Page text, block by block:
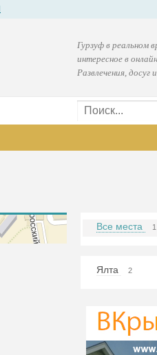
Гурзуф в реальном
интересное в
Развлечения, досуг
Все места 1
Ялта 2